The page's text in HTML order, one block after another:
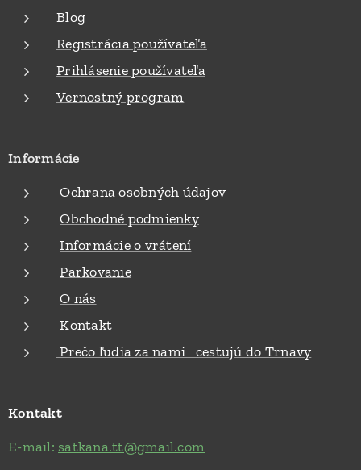
Blog
Registrácia používateľa
Prihlásenie používateľa
Vernostný program
Informácie
Ochrana osobných údajov
Obchodné podmienky
Informácie o vrátení
Parkovanie
O nás
Kontakt
Prečo ľudia za nami cestujú do Trnavy
Kontakt
E-mail: satkana.tt@gmail.com